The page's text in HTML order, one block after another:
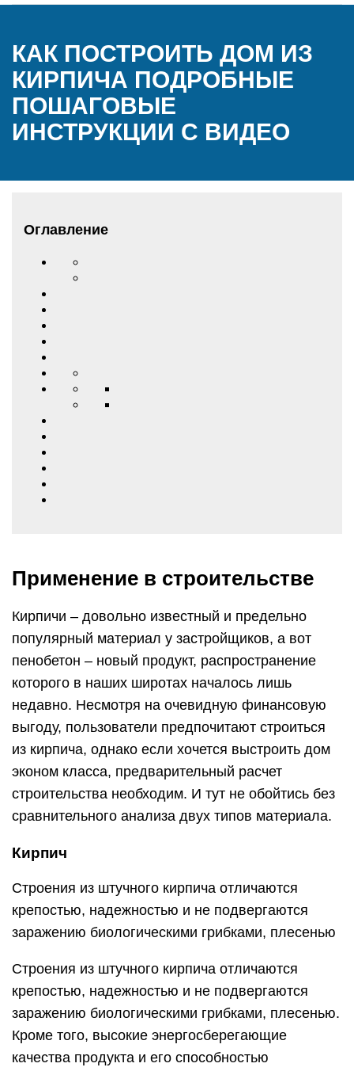
КАК ПОСТРОИТЬ ДОМ ИЗ
КИРПИЧА ПОДРОБНЫЕ
ПОШАГОВЫЕ
ИНСТРУКЦИИ С ВИДЕО
Оглавление
Применение в строительстве
Кирпичи – довольно известный и предельно
популярный материал у застройщиков, а вот
пенобетон – новый продукт, распространение
которого в наших широтах началось лишь
недавно. Несмотря на очевидную финансовую
выгоду, пользователи предпочитают строиться
из кирпича, однако если хочется выстроить дом
эконом класса, предварительный расчет
строительства необходим. И тут не обойтись без
сравнительного анализа двух типов материала.
Кирпич
Строения из штучного кирпича отличаются
крепостью, надежностью и не подвергаются
заражению биологическими грибками, плесенью
Строения из штучного кирпича отличаются
крепостью, надежностью и не подвергаются
заражению биологическими грибками, плесенью.
Кроме того, высокие энергосберегающие
качества продукта и его способностью